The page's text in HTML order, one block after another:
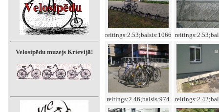
Velosipēdu muzejs Krievijā!
reitings:2.53;balsis:1066
reitings:2.46;balsis:974